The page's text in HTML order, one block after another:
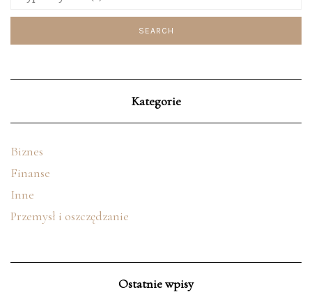
Kategorie
Biznes
Finanse
Inne
Przemysł i oszczędzanie
Ostatnie wpisy